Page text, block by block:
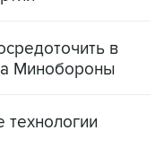
в